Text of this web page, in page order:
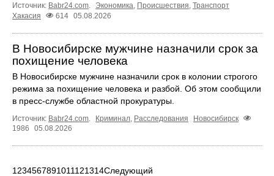
Источник: Babr24.com Экономика Происшествия Транспорт
Хакасия
614 05.08.2026
В Новосибирске мужчине назначили срок за
похищение человека
В Новосибирске мужчине назначили срок в колонии строгого
режима за похищение человека и разбой. Об этом сообщили
в пресс-службе областной прокуратуры.
Источник: Babr24.com. Криминал, Расследования
Новосибирск
1986
05.08.2026
1 234567891011121314Следующий